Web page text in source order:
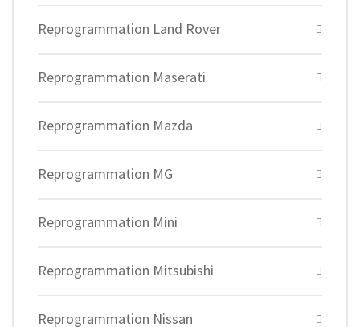
Reprogrammation Land Rover
Reprogrammation Maserati
Reprogrammation Mazda
Reprogrammation MG
Reprogrammation Mini
Reprogrammation Mitsubishi
Reprogrammation Nissan